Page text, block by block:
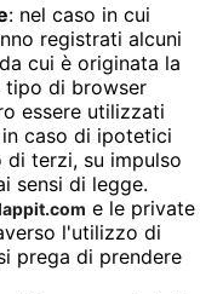
: nel caso in cui
registrati alcuni
cui è originata la
tipo di browser
essere utilizzati
caso di ipotetici
terzi, su impulso
sensi di legge.
e le private
l'utilizzo di
prega di prendere